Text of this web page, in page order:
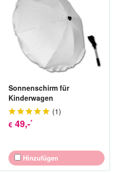
Sonnenschirm für
Kinderwagen
(1)
€ 49,-*
Hinzufügen